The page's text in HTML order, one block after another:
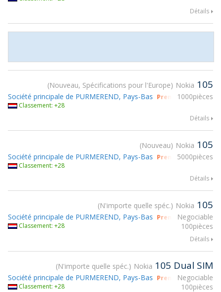
Détails
Nouveau, Spécifications pour l'Europe Nokia 105
1000pièces
Société principale de PURMEREND, Pays-Bas Prendre part à
Classement: +28
Détails
Nouveau Nokia 105
5000pièces
Société principale de PURMEREND, Pays-Bas Prendre part à
Classement: +28
Détails
N'importe quelle spéc. Nokia 105
Negociable
100pièces
Société principale de PURMEREND, Pays-Bas Prendre part à
Classement: +28
Détails
N'importe quelle spéc. Nokia 105 Dual SIM
Negociable
100pièces
Société principale de PURMEREND, Pays-Bas Prendre part à
Classement: +28